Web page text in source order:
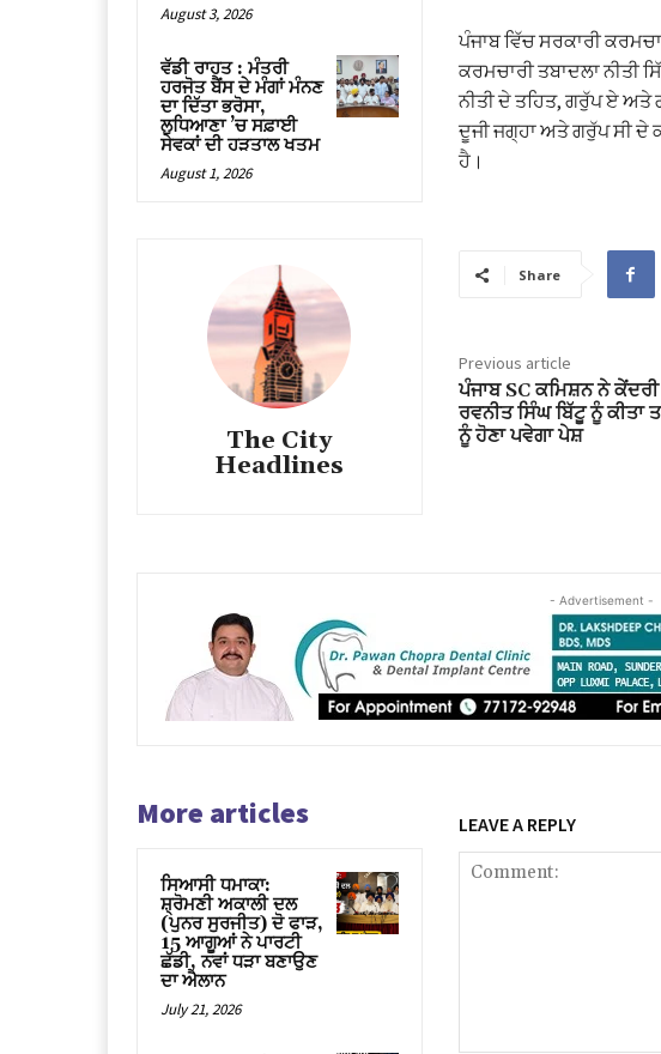
August 3, 2026
ਵੱਡੀ ਰਾਹਤ : ਮੰਤਰੀ
ਹਰਜੋਤ ਬੈਂਸ ਦੇ ਮੰਗਾਂ ਮੰਨਣ
ਦਾ ਦਿੱਤਾ ਭਰੋਸਾ,
ਲੁਧਿਆਣਾ ’ਚ ਸਫ਼ਾਈ
ਸੇਵਕਾਂ ਦੀ ਹੜਤਾਲ ਖਤਮ
August 1, 2026
The City
Headlines
ਪੰਜਾਬ ਵਿੱਚ ਸਰਕਾਰੀ
ਕਰਮਚਾਰੀ ਤਬਾਦਲਾ ਨੀਤੀ
ਨੀਤੀ ਦੇ ਤਹਿਤ, ਗਰੁੱਪ ਏ
ਦੂਜੀ ਜਗ੍ਹਾ ਅਤੇ ਗਰੁੱਪ ਸੀ ਦੇ
ਹੈ।
Share
Previous article
ਪੰਜਾਬ SC ਕਮਿਸ਼ਨ ਨੇ
ਰਵਨੀਤ ਸਿੰਘ ਬਿੱਟੂ ਨੂੰ ਕੀਤਾ
ਨੂੰ ਹੋਣਾ ਪਵੇਗਾ ਪੇਸ਼
- Advertisement -
More articles
ਸਿਆਸੀ ਧਮਾਕਾ:
ਸ਼੍ਰੋਮਣੀ ਅਕਾਲੀ ਦਲ
(ਪੁਨਰ ਸੁਰਜੀਤ) ਦੋ ਫਾੜ,
15 ਆਗੂਆਂ ਨੇ ਪਾਰਟੀ
ਛੱਡੀ, ਨਵਾਂ ਧੜਾ ਬਣਾਉਣ
ਦਾ ਐਲਾਨ
July 21, 2026
LEAVE A REPLY